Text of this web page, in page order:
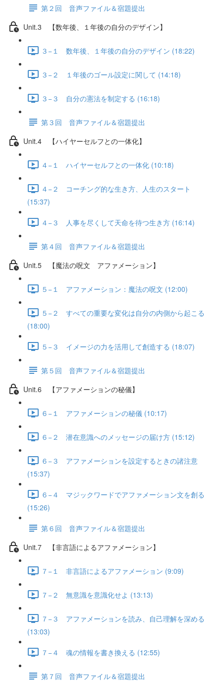
第２回 音声ファイル＆宿題提出
Unit.3 【数年後、１年後の自分のデザイン】
３−１ 数年後、１年後の自分のデザイン (18:22)
３−２ １年後のゴール設定に関して (14:18)
３−３ 自分の憲法を制定する (16:18)
第３回 音声ファイル＆宿題提出
Unit.4 【ハイヤーセルフとの一体化】
４−１ ハイヤーセルフとの一体化 (10:18)
４−２ コーチング的な生き方、人生のスタート
(15:37)
４−３ 人事を尽くして天命を待つ生き方 (16:14)
第４回 音声ファイル＆宿題提出
Unit.5 【魔法の呪文 アファメーション】
５−１ アファメーション：魔法の呪文 (12:00)
５−２ すべての重要な変化は自分の内側から起こる
(18:00)
５−３ イメージの力を活用して創造する (18:07)
第５回 音声ファイル＆宿題提出
Unit.6 【アファメーションの秘儀】
６−１ アファメーションの秘儀 (10:17)
６−２ 潜在意識へのメッセージの届け方 (15:12)
６−３ アファメーションを設定するときの諸注意
(15:37)
６−４ マジックワードでアファメーション文を創る
(15:26)
第６回 音声ファイル＆宿題提出
Unit.7 【非言語によるアファメーション】
７−１ 非言語によるアファメーション (9:09)
７−２ 無意識を意識化せよ (13:13)
７−３ アファメーションを読み、自己理解を深める
(13:03)
７−４ 魂の情報を書き換える (12:55)
第７回 音声ファイル＆宿題提出